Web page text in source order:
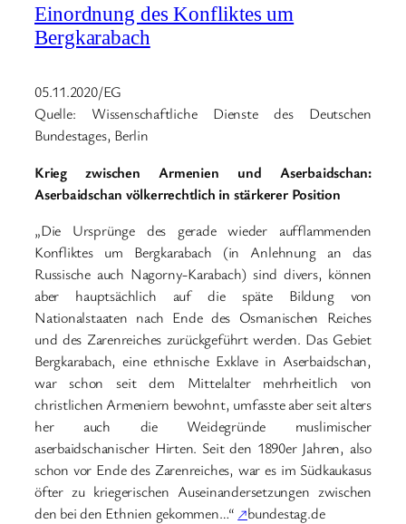
Einordnung des Konfliktes um
Bergkarabach
05.11.2020/EG
Quelle: Wissenschaftliche Dienste des Deutschen
Bundestages, Berlin
Krieg zwischen Armenien und Aserbaidschan:
Aserbaidschan völkerrechtlich in stärkerer Position
„Die Ursprünge des gerade wieder aufflammenden
Konfliktes um Bergkarabach (in Anlehnung an das
Russische auch Nagorny-Karabach) sind divers, können
aber hauptsächlich auf die späte Bildung von
Nationalstaaten nach Ende des Osmanischen Reiches
und des Zarenreiches zurückgeführt werden. Das Gebiet
Bergkarabach, eine ethnische Exklave in Aserbaidschan,
war schon seit dem Mittelalter mehrheitlich von
christlichen Armeniern bewohnt, umfasste aber seit alters
her auch die Weidegründe muslimischer
aserbaidschanischer Hirten. Seit den 1890er Jahren, also
schon vor Ende des Zarenreiches, war es im Südkaukasus
öfter zu kriegerischen Auseinandersetzungen zwischen
den bei den Ethnien gekommen…“ ↗bundestag.de